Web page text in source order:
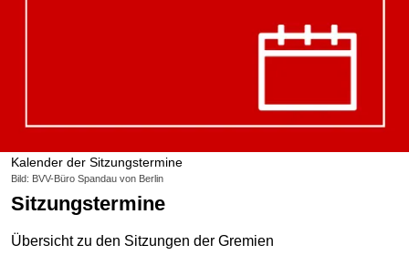
Kalender der Sitzungstermine
Bild: BVV-Büro Spandau von Berlin
Sitzungstermine
Übersicht zu den Sitzungen der Gremien